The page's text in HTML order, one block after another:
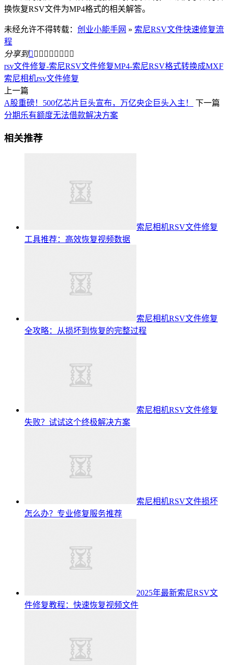
换恢复RSV文件为MP4格式的相关解答。
未经允许不得转载： 创业小能手网 » 索尼RSV文件快速修复流
程
分享到        
rsv文件修复-索尼RSV文件修复MP4-索尼RSV格式转换成MXF
索尼相机rsv文件修复
上一篇
A股重磅！500亿芯片巨头宣布，万亿央企巨头入主！
下一篇
分期乐有额度无法借款解决方案
相关推荐
索尼相机RSV文件修复
工具推荐：高效恢复视频数据
索尼相机RSV文件修复
全攻略：从损坏到恢复的完整过程
索尼相机RSV文件修复
失败？试试这个终极解决方案
索尼相机RSV文件损坏
怎么办？专业修复服务推荐
2025年最新索尼RSV文
件修复教程：快速恢复视频文件